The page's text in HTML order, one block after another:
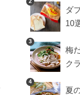
ダ
10
3
梅
ク
4
夏